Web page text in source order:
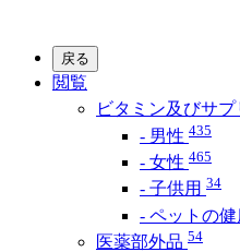
戻る
閲覧
ビタミン及びサプ
- 男性 435
- 女性 465
- 子供用 34
- ペットの健
医薬部外品 54